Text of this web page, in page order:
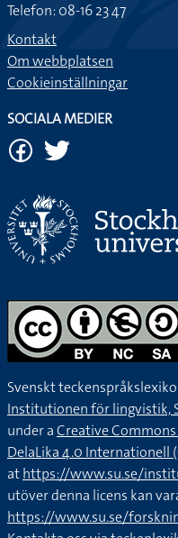
Telefon: 08-16 23 47
Kontakt
Om webbplatsen
Cookieinställningar
SOCIALA MEDIER
Svenskt
Institutionen för lingvistik,
under aCreative
DelaLika 4.0 Internationell
athttps://www.su.se/
utöver denna licens kan
https://www.su.se/